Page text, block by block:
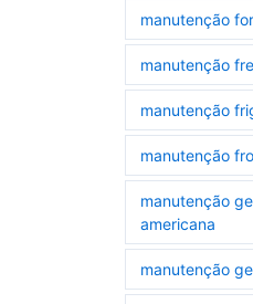
manutenção
manutenção
manutenção
manutenção
manutenção
americana
manutenção